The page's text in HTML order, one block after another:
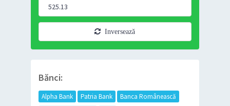
Inversează
Bănci:
Alpha Bank Patria Bank
Banca Românească